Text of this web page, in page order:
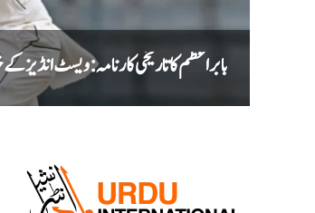
بابر اعظم کا تاریخی کارنامہ: ویسٹ انڈیز